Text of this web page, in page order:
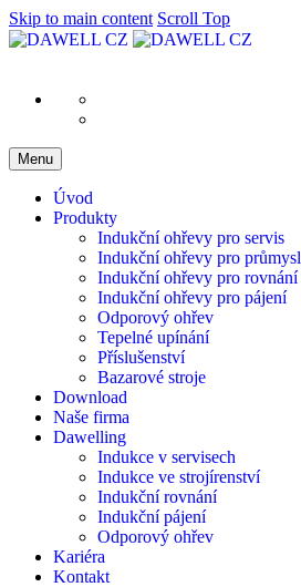
Skip to main content Scroll Top
Menu
Úvod
Produkty
Indukční ohřevy pro servis
Indukční ohřevy pro průmysl
Indukční ohřevy pro rovnání
Indukční ohřevy pro pájení
Odporový ohřev
Tepelné upínání
Příslušenství
Bazarové stroje
Download
Naše firma
Dawelling
Indukce v servisech
Indukce ve strojírenství
Indukční rovnání
Indukční pájení
Odporový ohřev
Kariéra
Kontakt